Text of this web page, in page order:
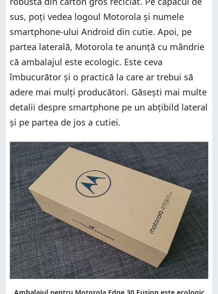
sus, poți vedea logoul Motorola și numele
smartphone-ului Android din cutie. Apoi, pe
partea laterală, Motorola te anunță cu mândrie
că ambalajul este ecologic. Este ceva
îmbucurător și o practică la care ar trebui să
adere mai mulți producători. Găsești mai multe
detalii despre smartphone pe un abțibild lateral
și pe partea de jos a cutiei.